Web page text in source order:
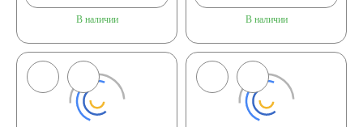
В наличии В наличии